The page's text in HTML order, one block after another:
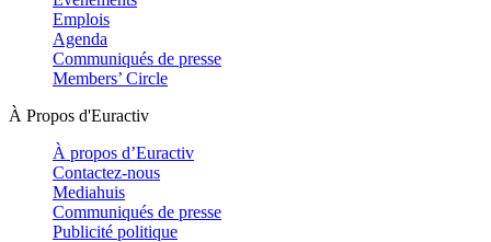
Emplois
Agenda
Communiqués de presse
Members’ Circle
À Propos d'Euractiv
À propos d’Euractiv
Contactez-nous
Mediahuis
Communiqués de presse
Publicité politique